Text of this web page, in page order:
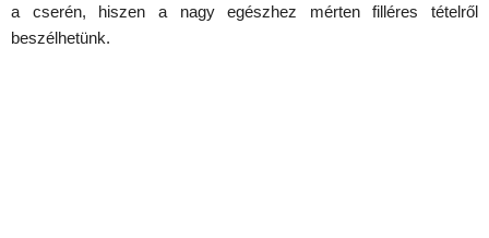
a cserén, hiszen a nagy egészhez mérten filléres tételről
beszélhetünk.